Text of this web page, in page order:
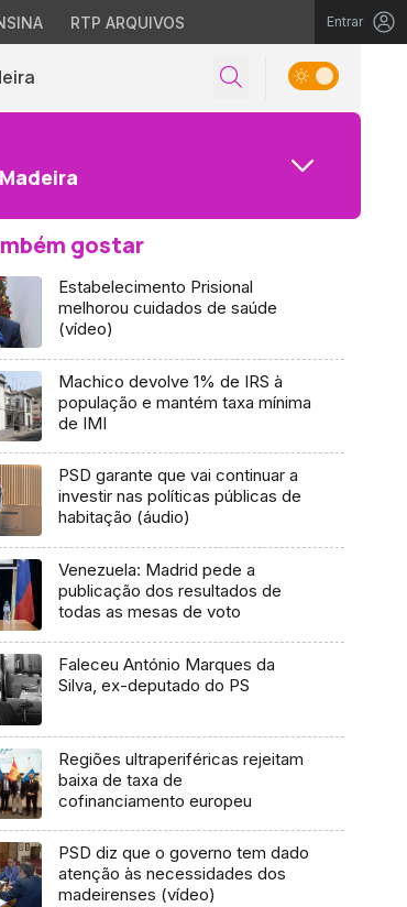
RTP ARQUIVOS Entrar
gostar
Estabelecimento Prisional
melhorou cuidados de saúde
(vídeo)
Machico devolve 1% de IRS à
população e mantém taxa mínima
de IMI
PSD garante que vai continuar a
investir nas políticas públicas de
habitação (áudio)
Venezuela: Madrid pede a
publicação dos resultados de
todas as mesas de voto
Faleceu António Marques da
Silva, ex-deputado do PS
Regiões ultraperiféricas rejeitam
baixa de taxa de
cofinanciamento europeu
PSD diz que o governo tem dado
atenção às necessidades dos
madeirenses (vídeo)